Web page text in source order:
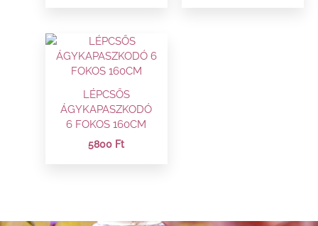
LÉPCSŐS
ÁGYKAPASZKODÓ
6 FOKOS 160CM
5800 Ft